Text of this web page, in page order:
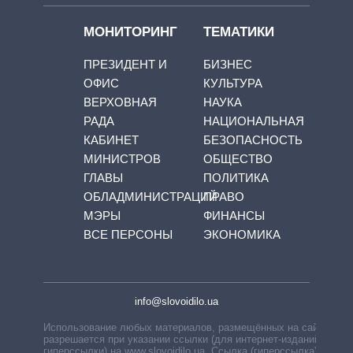
МОНИТОРИНГ
ПРЕЗИДЕНТ И
ОФИС
ВЕРХОВНАЯ
РАДА
КАБИНЕТ
МИНИСТРОВ
ГЛАВЫ
ОБЛАДМИНИСТРАЦИЙ
МЭРЫ
ВСЕ ПЕРСОНЫ
ТЕМАТИКИ
БИЗНЕС
КУЛЬТУРА
НАУКА
НАЦИОНАЛЬНАЯ
БЕЗОПАСНОСТЬ
ОБЩЕСТВО
ПОЛИТИКА
ПРАВО
ФИНАНСЫ
ЭКОНОМИКА
info@slovoidilo.ua
Использование любых материалов, размещённых на сайте,
разрешается при указании ссылки (для интернет-изданий —